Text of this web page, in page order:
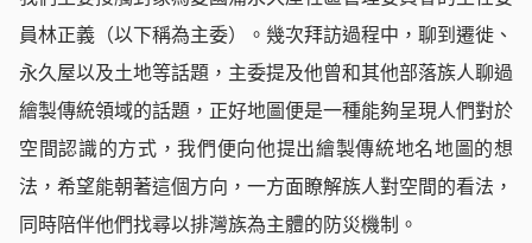
員林正義（以下稱為主委）。幾次拜訪過程中，聊到遷徙、
永久屋以及土地等話題，主委提及他曾和其他部落族人聊過
繪製傳統領域的話題，正好地圖便是一種能夠呈現人們對於
空間認識的方式，我們便向他提出繪製傳統地名地圖的想
法，希望能朝著這個方向，一方面瞭解族人對空間的看法，
同時陪伴他們找尋以排灣族為主體的防災機制。